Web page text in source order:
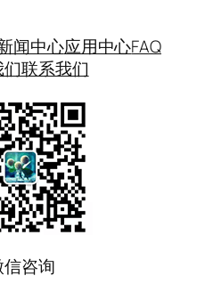
闻中心应用中心FAQ
联系我们
信咨询